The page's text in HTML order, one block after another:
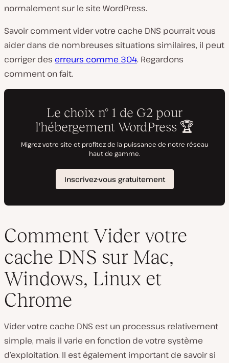
normalement sur le site WordPress.
Savoir comment vider votre cache DNS pourrait vous
aider dans de nombreuses situations similaires, il peut
corriger des erreurs comme 304. Regardons
comment on fait.
Comment Vider votre
cache DNS sur Mac,
Windows, Linux et
Chrome
Vider votre cache DNS est un processus relativement
simple, mais il varie en fonction de votre système
d’exploitation. Il est également important de savoir si